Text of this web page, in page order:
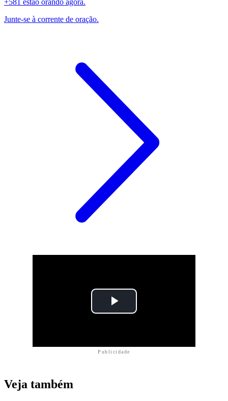
+581 estão orando agora.
Junte-se à corrente de oração.
Publicidade
Veja também